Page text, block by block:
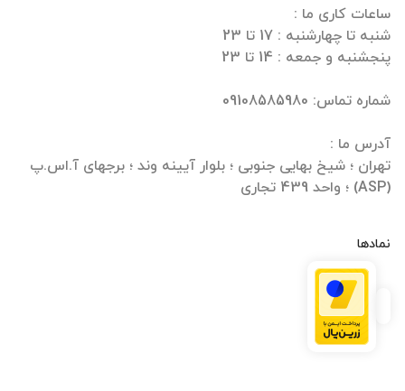
تهران ؛ شیخ بهایی جنوبی ؛ بلوار آیینه وند ؛ برجهای آ.اس.پ
(ASP) ؛ واحد 439 تجاری
نمادها